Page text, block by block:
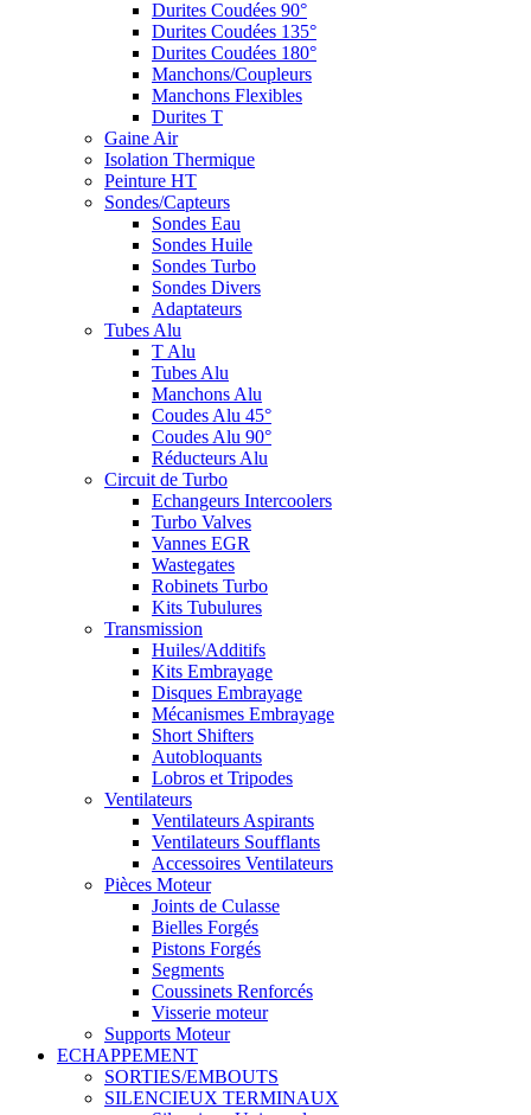
Durites Coudées 90°
Durites Coudées 135°
Durites Coudées 180°
Manchons/Coupleurs
Manchons Flexibles
Durites T
Gaine Air
Isolation Thermique
Peinture HT
Sondes/Capteurs
Sondes Eau
Sondes Huile
Sondes Turbo
Sondes Divers
Adaptateurs
Tubes Alu
T Alu
Tubes Alu
Manchons Alu
Coudes Alu 45°
Coudes Alu 90°
Réducteurs Alu
Circuit de Turbo
Echangeurs Intercoolers
Turbo Valves
Vannes EGR
Wastegates
Robinets Turbo
Kits Tubulures
Transmission
Huiles/Additifs
Kits Embrayage
Disques Embrayage
Mécanismes Embrayage
Short Shifters
Autobloquants
Lobros et Tripodes
Ventilateurs
Ventilateurs Aspirants
Ventilateurs Soufflants
Accessoires Ventilateurs
Pièces Moteur
Joints de Culasse
Bielles Forgés
Pistons Forgés
Segments
Coussinets Renforcés
Visserie moteur
Supports Moteur
ECHAPPEMENT
SORTIES/EMBOUTS
SILENCIEUX TERMINAUX